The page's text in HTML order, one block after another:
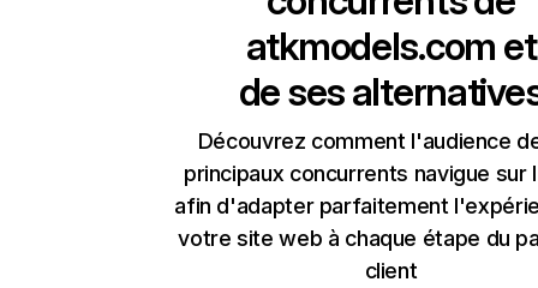
atkmodels.com et
de ses
Découvrez comment l'audience
principaux concurrents navigue sur
afin d'adapter parfaitement
votre site web à chaque étape du
client